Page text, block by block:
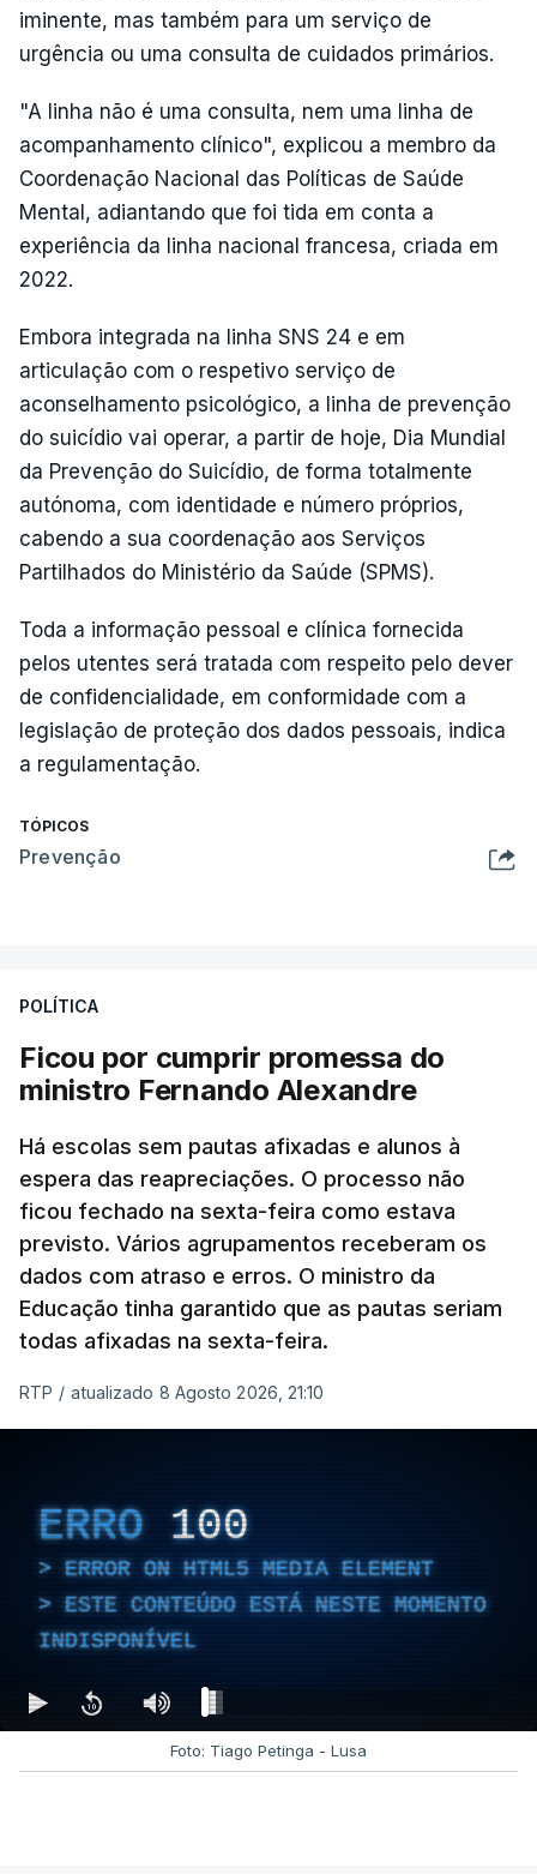
iminente, mas também para um serviço de
urgência ou uma consulta de cuidados primários.
"A linha não é uma consulta, nem uma linha de
acompanhamento clínico", explicou a membro da
Coordenação Nacional das Políticas de Saúde
Mental, adiantando que foi tida em conta a
experiência da linha nacional francesa, criada em
2022.
Embora integrada na linha SNS 24 e em
articulação com o respetivo serviço de
aconselhamento psicológico, a linha de prevenção
do suicídio vai operar, a partir de hoje, Dia Mundial
da Prevenção do Suicídio, de forma totalmente
autónoma, com identidade e número próprios,
cabendo a sua coordenação aos Serviços
Partilhados do Ministério da Saúde (SPMS).
Toda a informação pessoal e clínica fornecida
pelos utentes será tratada com respeito pelo dever
de confidencialidade, em conformidade com a
legislação de proteção dos dados pessoais, indica
a regulamentação.
TÓPICOS
Prevenção
POLÍTICA
Ficou por cumprir promessa do
ministro Fernando Alexandre
Há escolas sem pautas afixadas e alunos à
espera das reapreciações. O processo não
ficou fechado na sexta-feira como estava
previsto. Vários agrupamentos receberam os
dados com atraso e erros. O ministro da
Educação tinha garantido que as pautas seriam
todas afixadas na sexta-feira.
RTP / atualizado 8 Agosto 2026, 21:10
ERRO 100
ERROR ON HTML5 MEDIA ELEMENT
ESTE CONTEÚDO ESTÁ NESTE MOMENTO
INDISPONÍVEL
Foto: Tiago Petinga - Lusa